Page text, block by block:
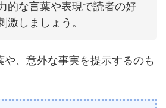
的な言葉や表現で読者の好
激しましょう。
や、意外な事実を提示するのも